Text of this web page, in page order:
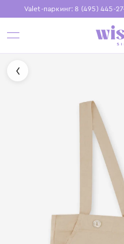
Valet-паркинг: 8 (495) 445-
Бесплатная
Установите приложение,